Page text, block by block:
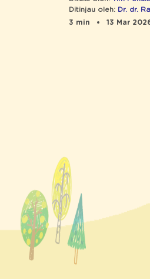
Ditinjau oleh: Dr. dr.
3 min
13 Mar